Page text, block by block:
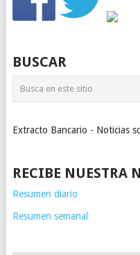
BUSCAR
Extracto Bancario - Noticias
RECIBE NUESTRA
Resumen diario
Resumen semanal